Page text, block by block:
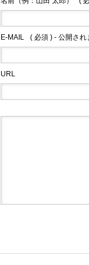
E-MAIL ( 必須 ) - 公開され
URL